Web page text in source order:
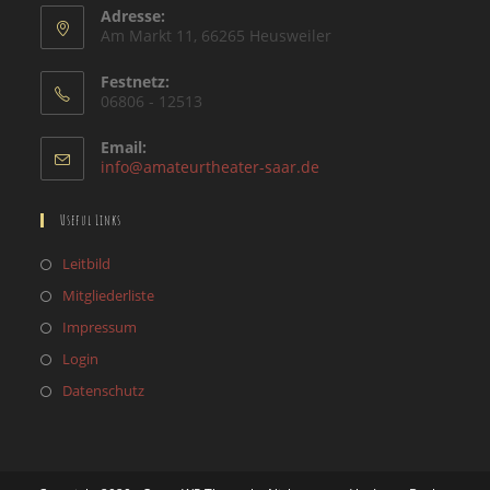
Adresse:
Am Markt 11, 66265 Heusweiler
Festnetz:
06806 - 12513
Email:
info@amateurtheater-saar.de
Useful Links
Leitbild
in
MitgliederlisteOpens
Impressum
Login
in
DatenschutzOpens